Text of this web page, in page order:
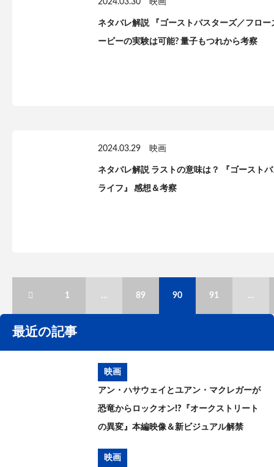
2024.03.30 映画
ネタバレ解説 『ゴーストバスターズ／フロー
ービーの実験は可能? 量子もつれから考察
2024.03.29 映画
ネタバレ解説 ラストの意味は？ 『ゴースト
ライフ』 感想＆考察
1 … 89 90 91 …
最近の記事
映画
アン・ハサウェイとユアン・マクレガーが
恐竜からロックオン!?『オークストリート
の異変』本編映像＆新ビジュアル解禁
映画